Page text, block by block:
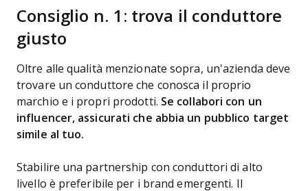
Consiglio n. 1: trova il conduttore
giusto
Oltre alle qualità menzionate sopra, un'azienda deve
trovare un conduttore che conosca il proprio
marchio e i propri prodotti. Se collabori con un
influencer, assicurati che abbia un pubblico target
simile al tuo.
Stabilire una partnership con conduttori di alto
livello è preferibile per i brand emergenti. Il